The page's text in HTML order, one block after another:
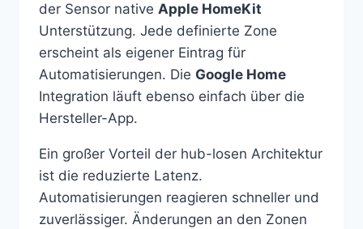
der Sensor native Apple HomeKit
Unterstützung. Jede definierte Zone
erscheint als eigener Eintrag für
Automatisierungen. Die Google Home
Integration läuft ebenso einfach über die
Hersteller-App.
Ein großer Vorteil der hub-losen Architektur
ist die reduzierte Latenz.
Automatisierungen reagieren schneller und
zuverlässiger. Änderungen an den Zonen